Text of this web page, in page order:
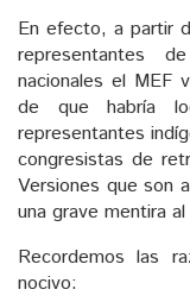
En efecto, a partir
representantes
nacionales el MEF
de que habría
representantes
congresistas de
Versiones que son
una grave mentira
Recordemos las
nocivo: